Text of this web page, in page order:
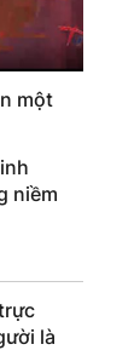
một
niềm
là